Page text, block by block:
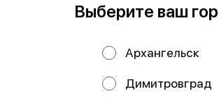
вылов
Выберите ваш
Архангельск
Димитровград